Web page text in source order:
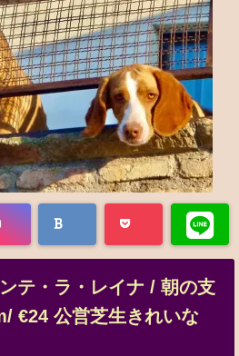
テ・ラ・レイナ / 朝の支
€24 公営芝生きれいな